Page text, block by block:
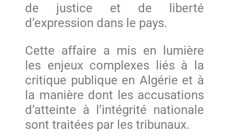
de justice et de liberté
d’expression dans le pays.
Cette affaire a mis en lumière
les enjeux complexes liés à la
critique publique en Algérie et à
la manière dont les accusations
d’atteinte à l’intégrité nationale
sont traitées par les tribunaux.